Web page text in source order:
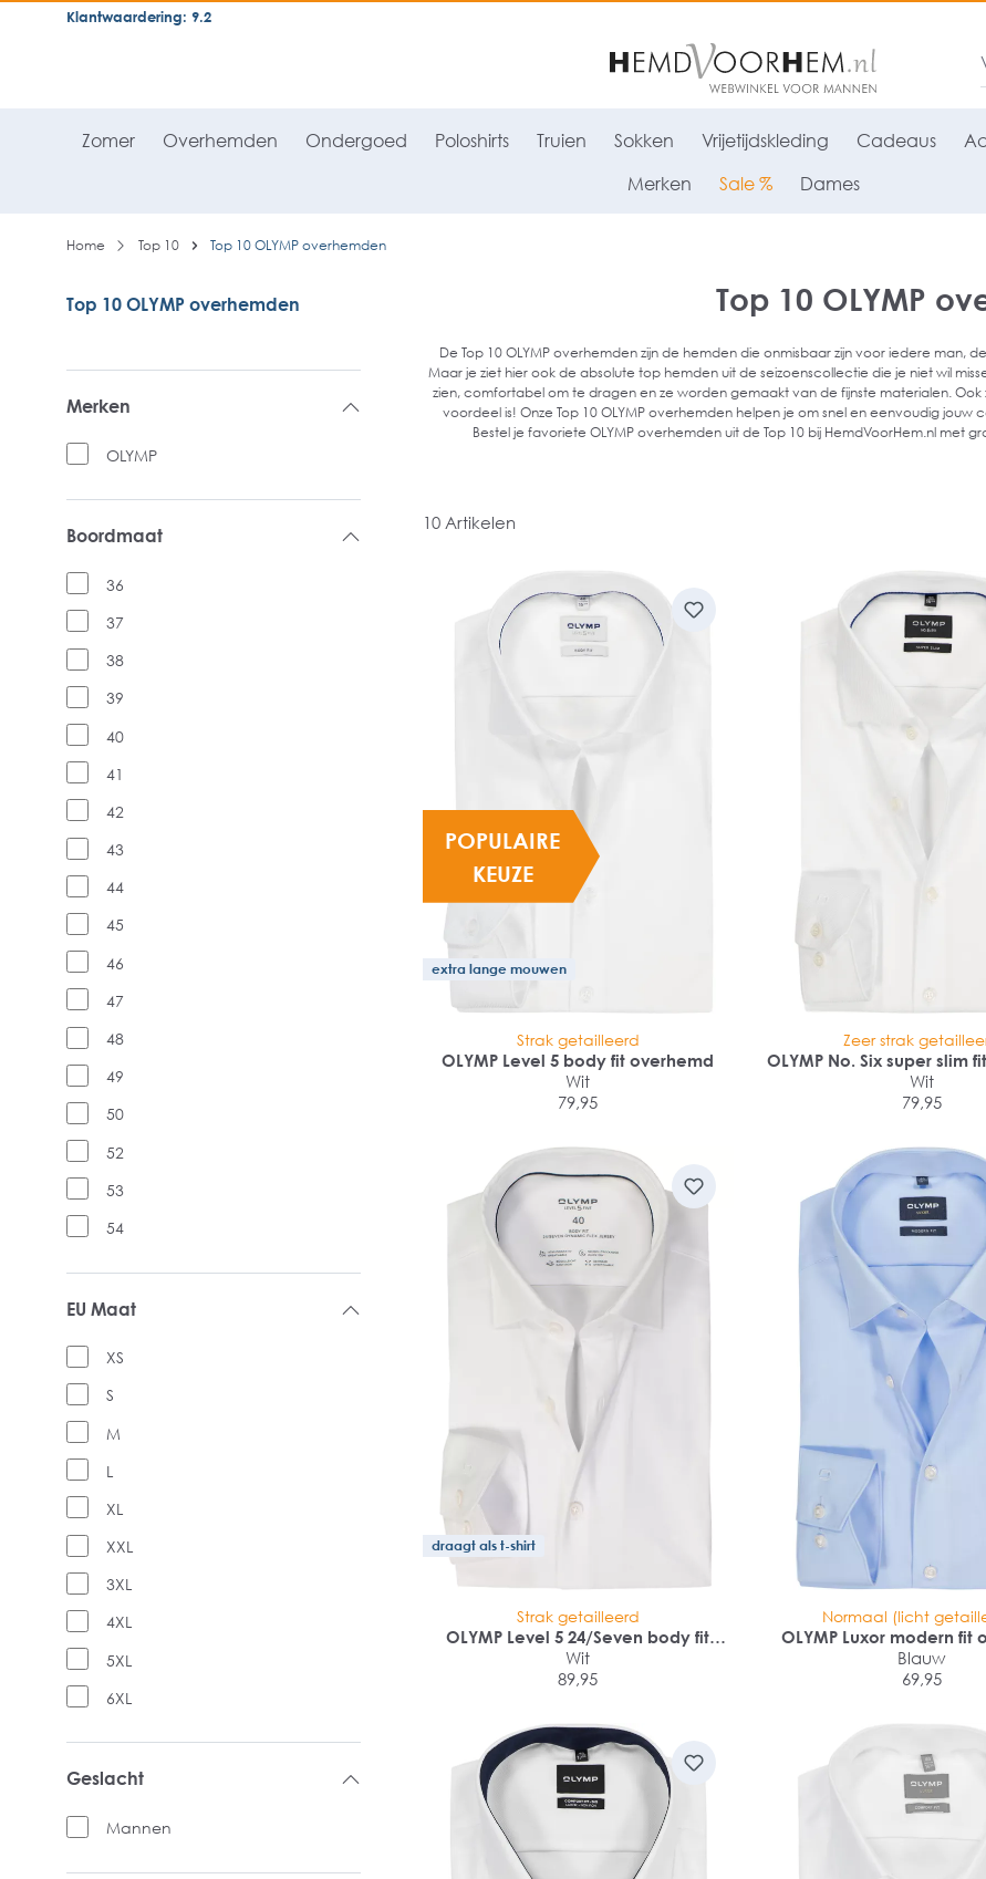
general.skipToNavigation
Klantwaardering: 9.2
Zomer Overhemden Ondergoed Poloshirts Truien Sokken Vrijetijdskleding Cadeaus
Merken Sale % Dames
Home Top 10 Top 10 OLYMP overhemden
Top 10 OLYMP overhemden
Merken
OLYMP
Boordmaat
36
37
38
39
40
41
42
43
44
45
46
47
48
49
50
52
53
54
EU Maat
XS
S
M
L
XL
XXL
3XL
4XL
5XL
6XL
Geslacht
Mannen
Top 10 OLYMP
De Top 10 OLYMP overhemden zijn de hemden die onmisbaar zijn voor iedere
Maar je ziet hier ook de absolute top hemden uit de seizoenscollectie die je niet wil
zien, comfortabel om te dragen en ze worden gemaakt van de fijnste materialen. Ook
voordeel is! Onze Top 10 OLYMP overhemden helpen je om snel en eenvoudig
Bestel je favoriete OLYMP overhemden uit de Top 10 bij HemdVoorHem.nl met
10 Artikelen
extra lange mouwen
POPULAIRE
KEUZE
Strak getailleerd
OLYMP Level 5 body fit overhemd
Wit
79,95
Zeer strak
OLYMP No. Six super slim
Wit
79,95
draagt als t-shirt
Strak getailleerd
OLYMP Level 5 24/Seven body fit
overhemd
Wit
89,95
Normaal (licht
OLYMP Luxor modern fit
Blauw
69,95